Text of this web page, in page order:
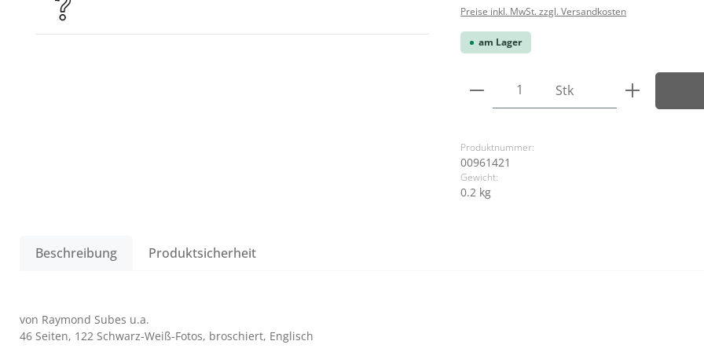
Preise inkl. MwSt. zzgl. Versandkosten
am Lager
Produkt Anzahl: Gib den
Stk
Produktnummer:
00961421
Gewicht:
0.2 kg
Beschreibung Produktsicherheit
von Raymond Subes u.a.
46 Seiten, 122 Schwarz-Weiß-Fotos, broschiert, Englisch